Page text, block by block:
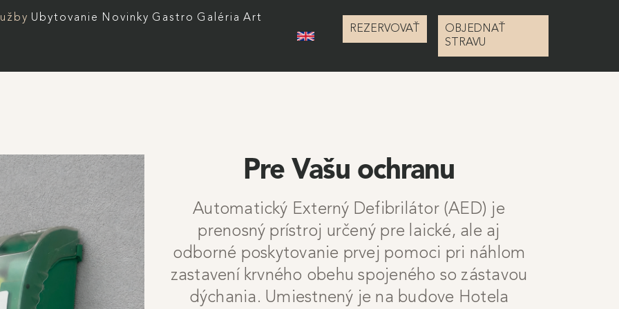
Ubytovanie Novinky Gastro Galéria Art
REZERVOVAŤ
OBJEDNAŤ
STRAVU
Pre Vašu ochranu
Automatický Externý Defibrilátor (AED) je
prenosný prístroj určený pre laické, ale aj
odborné poskytovanie prvej pomoci pri náhlom
zastavení krvného obehu spojeného so zástavou
dýchania. Umiestnený je na budove Hotela